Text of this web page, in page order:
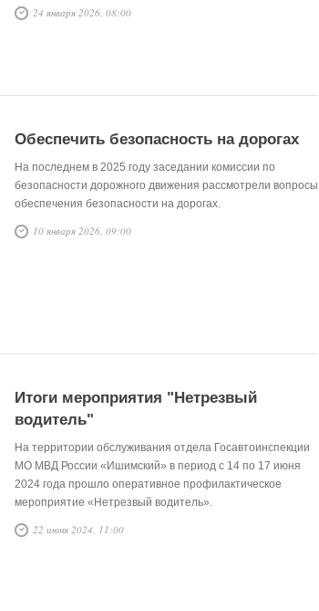
осторожность при управлении автомобилем. По
средства связи.
24 января 2026, 08:00
Обеспечить безопасность на дорогах
На последнем в 2025 году заседании комиссии по
безопасности дорожного движения рассмотрели вопросы
обеспечения безопасности на дорогах.
10 января 2026, 09:00
Итоги мероприятия "Нетрезвый
водитель"
На территории обслуживания отдела Госавтоинспекции
МО МВД России «Ишимский» в период с 14 по 17 июня
2024 года прошло оперативное профилактическое
мероприятие «Нетрезвый водитель».
22 июня 2024, 11:00